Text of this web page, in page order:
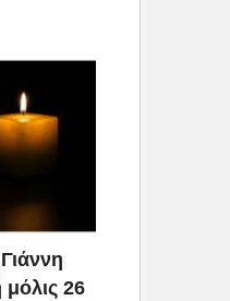
26